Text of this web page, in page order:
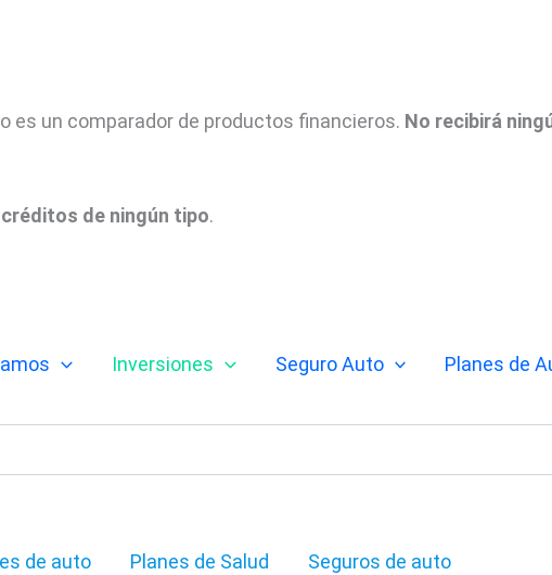
es un comparador de productos financieros. No recibirá
de ningún tipo.
Inversiones Seguro Auto Planes de
de auto Planes de Salud Seguros de auto